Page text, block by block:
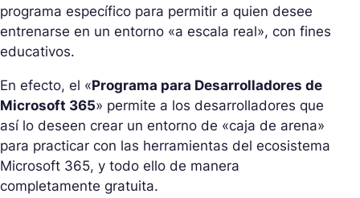
programa específico para permitir a quien desee
entrenarse en un entorno «a escala real», con fines
educativos.
En efecto, el «Programa para Desarrolladores de
Microsoft 365» permite a los desarrolladores que
así lo deseen crear un entorno de «caja de arena»
para practicar con las herramientas del ecosistema
Microsoft 365, y todo ello de manera
completamente gratuita.